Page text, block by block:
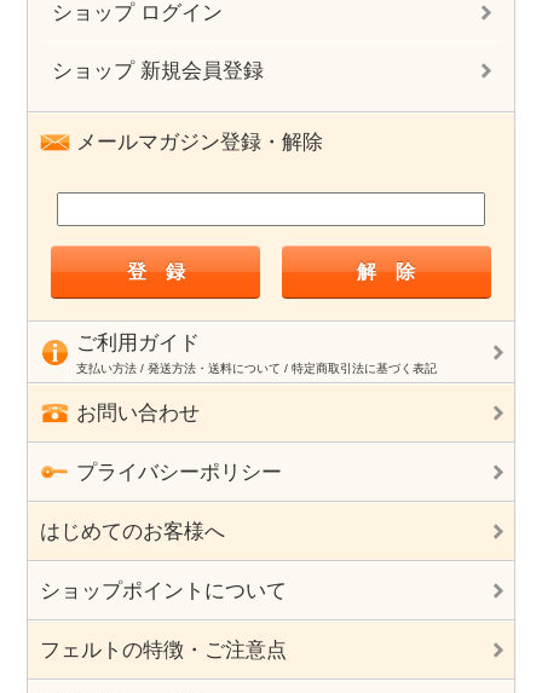
ショップ ログイン
ショップ 新規会員登録
メールマガジン登録・解除
ご利用ガイド
支払い方法 / 発送方法・送料について / 特定商取引法に基づく表記
お問い合わせ
プライバシーポリシー
はじめてのお客様へ
ショップポイントについて
フェルトの特徴・ご注意点